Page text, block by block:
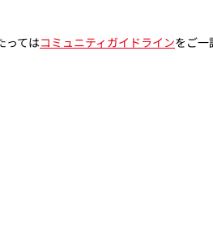
ってはコミュニティガイドラインをご一